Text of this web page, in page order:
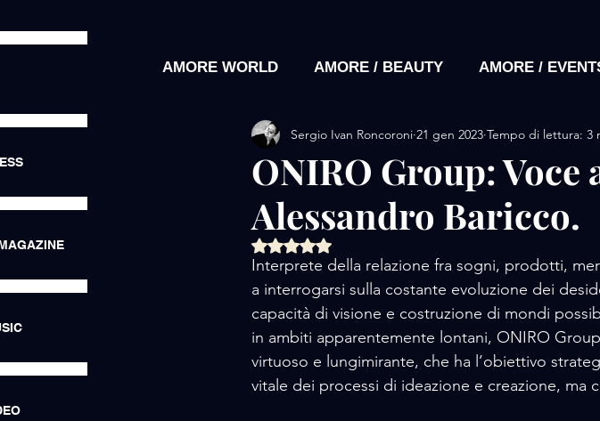
AMORE WORLD AMORE / BEAUTY AMORE /
AMORE / EXHIBITIONS AMORE / DESIGN
AMORE / LUXURY LIFE AMORE/ MOVIE
AMORE / HOTEL AMORE / FOOD AMORE /
ONIRO Group: Voce
Alessandro Baricco.
Sergio Ivan Roncoroni 21 gen 2023 Tempo di lettura: 3
Valutazione NaN stelle su 5.
Interprete della relazione fra sogni, prodotti,
a interrogarsi sulla costante evoluzione dei
capacità di visione e costruzione di mondi
in ambiti apparentemente lontani, ONIRO
virtuoso e lungimirante, che ha l’obiettivo
vitale dei processi di ideazione e creazione, ma